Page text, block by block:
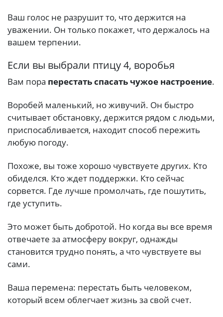
Ваш голос не разрушит то, что держится на
уважении. Он только покажет, что держалось на
вашем терпении.
Если вы выбрали птицу 4, воробья
Вам пора перестать спасать чужое настроение.
Воробей маленький, но живучий. Он быстро
считывает обстановку, держится рядом с людьми,
приспосабливается, находит способ пережить
любую погоду.
Похоже, вы тоже хорошо чувствуете других. Кто
обиделся. Кто ждет поддержки. Кто сейчас
сорвется. Где лучше промолчать, где пошутить,
где уступить.
Это может быть добротой. Но когда вы все время
отвечаете за атмосферу вокруг, однажды
становится трудно понять, а что чувствуете вы
сами.
Ваша перемена: перестать быть человеком,
который всем облегчает жизнь за свой счет.